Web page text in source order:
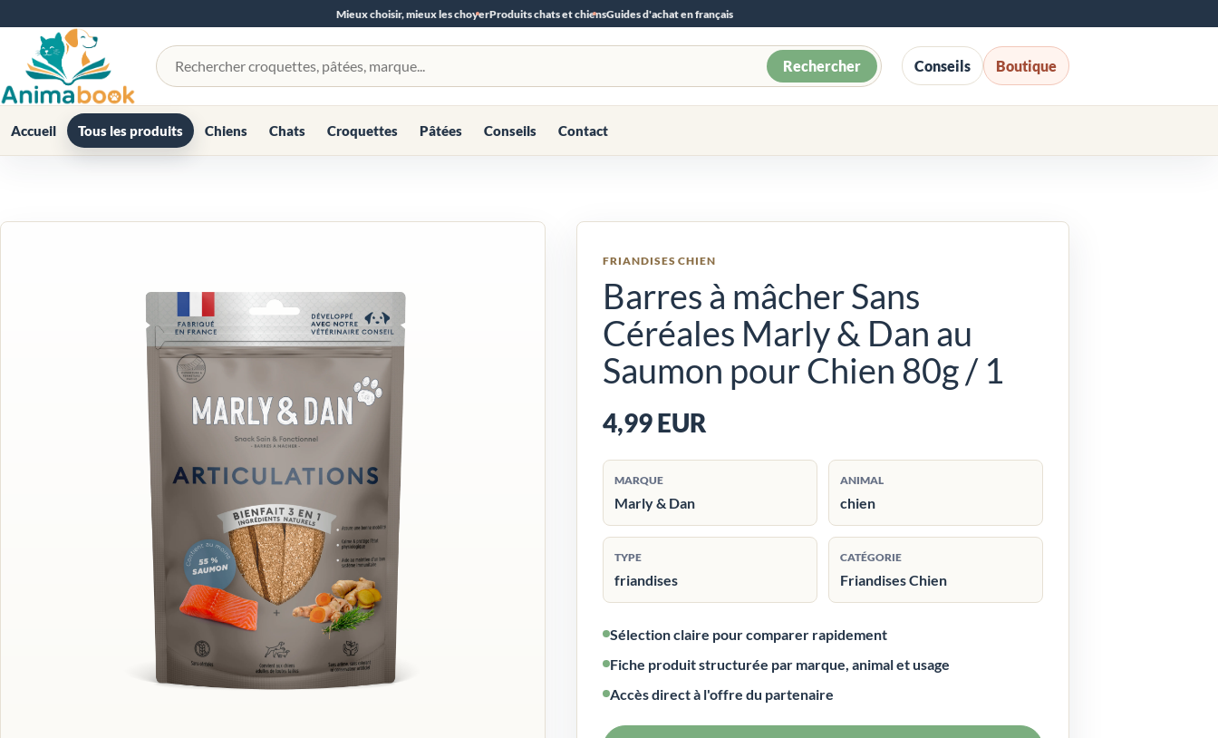
Mieux choisir, mieux les choyerProduits chats et chiensGuides d'achat en français
Rechercher un produit Rechercher Conseils Boutique
Accueil Tous les produits Chiens Chats Croquettes Pâtées Conseils Contact
FRIANDISES CHIEN
Barres à mâcher Sans
Céréales Marly & Dan au
Saumon pour Chien 80g / 1
4,99 EUR
MARQUE
Marly & Dan
ANIMAL
chien
TYPE
friandises
CATÉGORIE
Friandises Chien
Sélection claire pour comparer rapidement
Fiche produit structurée par marque, animal et usage
Accès direct à l'offre du partenaire